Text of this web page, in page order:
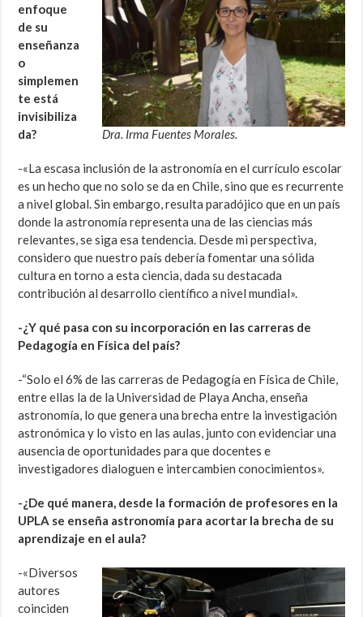
Dra. Irma Fuentes Morales.
enfoque
de su
enseñanza
o
simplemen
te está
invisibiliza
da?
-«La escasa inclusión de la astronomía en el currículo escolar
es un hecho que no solo se da en Chile, sino que es recurrente
a nivel global. Sin embargo, resulta paradójico que en un país
donde la astronomía representa una de las ciencias más
relevantes, se siga esa tendencia. Desde mi perspectiva,
considero que nuestro país debería fomentar una sólida
cultura en torno a esta ciencia, dada su destacada
contribución al desarrollo científico a nivel mundial».
-¿Y qué pasa con su incorporación en las carreras de
Pedagogía en Física del país?
-“Solo el 6% de las carreras de Pedagogía en Física de Chile,
entre ellas la de la Universidad de Playa Ancha, enseña
astronomía, lo que genera una brecha entre la investigación
astronómica y lo visto en las aulas, junto con evidenciar una
ausencia de oportunidades para que docentes e
investigadores dialoguen e intercambien conocimientos».
-¿De qué manera, desde la formación de profesores en la
UPLA se enseña astronomía para acortar la brecha de su
aprendizaje en el aula?
-«Diversos
autores
coinciden